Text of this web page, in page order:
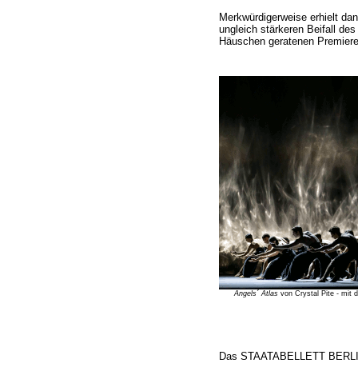
Merkwürdigerweise erhielt
ungleich stärkeren Beifall
Häuschen geratenen
Angels´ Atlas von Crystal Pite - mit
Das STAATABELLETT